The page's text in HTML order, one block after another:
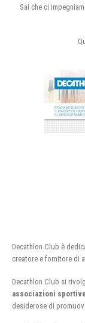
Sai che ci
Decathlon Club è
creatore e fornitore di
Decathlon Club si
associazioni
desiderose di